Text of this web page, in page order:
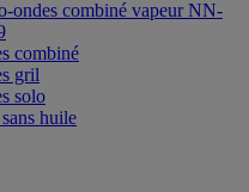
ondes combiné vapeur NN-
combiné
gril
solo
huile